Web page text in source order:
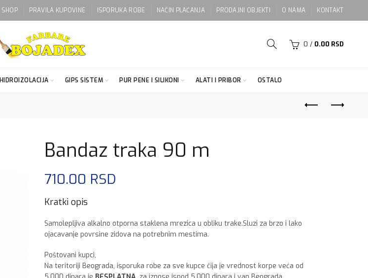
SHOP PRAVILA KUPOVINE ISPORUKA ROBE NAČIN PLAĆANJA PRODAJNI OBJEKTI O NAMA KONTAKT
0 / 0.00 RSD
HIDROIZOLACIJA GIPS SISTEM PUR PENE I SILIKONI ALATI I PRIBOR OSTALO
Bandaz traka 90 m
710.00 RSD
Kratki opis
Samolepljiva alkalno otporna staklena mrezica u obliku trake.Sluzi za brzo i lako
ojacavanje povrsine zidova na potrebnim mestima.
Poštovani kupci,
Na teritoriji Beograda, isporuka robe za sve kupce čija je vrednost korpe veća od